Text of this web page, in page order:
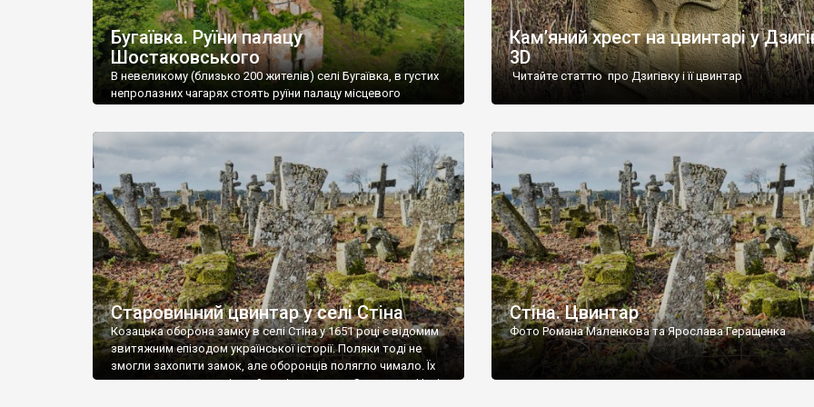
Бугаївка. Руїни палацу
Шостаковського
В невеликому (близько 200 жителів) селі Бугаївка, в густих
непролазних чагарях стоять руїни палацу місцевого
потім клуб, ще пізніше – гуртожиток. У 60-х роках минулого
століття тут розмістили туберкульозну лікарню. Коли із
палацу виїхала лікарня – ми точно не […]
Кам’яний хрест на цвинтарі у
3D
Читайте статтю про Дзигівку і її цвинтар
Старовинний цвинтар у селі Стіна
Козацька оборона замку в селі Стіна у 1651 році є відомим
звитяжним епізодом української історії. Поляки тоді не
змогли захопити замок, але оборонців полягло чимало. Їх
поховали на цвинтарі, який тоді називався Замковим. Нині
Стіна. Цвинтар
Фото Романа Маленкова та Ярослава Геращенка